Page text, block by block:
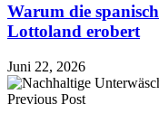
Warum die
Lottoland erobert
Juni 22, 2026
Previous Post